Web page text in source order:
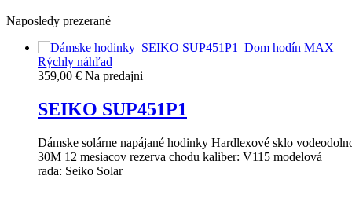
Naposledy prezerané
Rýchly náhľad
359,00 € Na predajni
SEIKO SUP451P1
Dámske solárne napájané hodinky Hardlexové sklo
30M 12 mesiacov rezerva chodu kaliber: V115 modelová
rada: Seiko Solar